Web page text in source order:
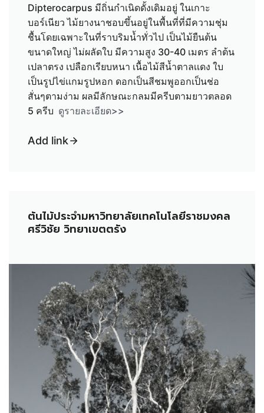
Dipterocarpus มีถิ่นกำเนิดดั้งเดิมอยู่ ในเกาะ
บอร์เนียว ไม้ยางนาชอบขึ้นอยู่ในพื้นที่ที่มีความชุ่ม
ชื้นโดยเฉพาะในที่ราบริมน้ำทั่วไป เป็นไม้ยืนต้น
ขนาดใหญ่ ไม่ผลัดใบ มีความสูง 30-40 เมตร ลำต้น
เปลาตรง เปลือกเรียบหนา เนื้อไม้สีน้ำตาลเเดง ใบ
เป็นรูปไข่เเกมรูปหอก ดอกเป็นสีชมพูออกเป็นช่อ
สั่นๆตามง่าม ผลมีลักษณะกลมมีครีบตามยาวตลอด
5 ครีบ ดูรายละเอียด>>
Add link
ต้นไม้ประจำมหาวิทยาลัยเทคโนโลยีราชมงคล
ศรีวิชัย วิทยาเขตตรัง